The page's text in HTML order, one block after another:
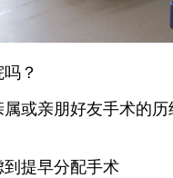
？
或亲朋好友手术的
提早分配手术